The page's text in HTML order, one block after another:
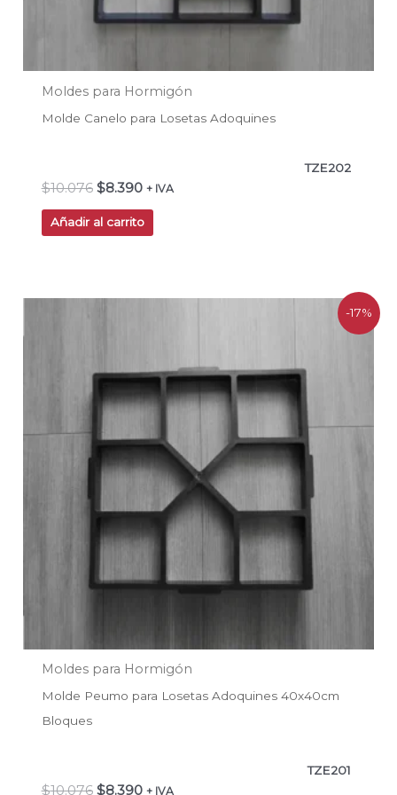
Moldes para Hormigón
Molde Canelo para Losetas Adoquines
TZE202
$10.076 $8.390 + IVA
Añadir al carrito
-17%
Moldes para Hormigón
Molde Peumo para Losetas Adoquines 40x40cm
Bloques
TZE201
$10.076
$10.076.
$8.390
$8.390.
+ IVA